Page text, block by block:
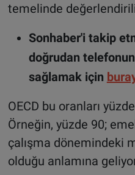
temelinde
Sonhaber'i takip
doğrudan
sağlamak için
OECD bu oranları
Örneğin, yüzde 90;
çalışma dönemindeki
olduğu anlamına